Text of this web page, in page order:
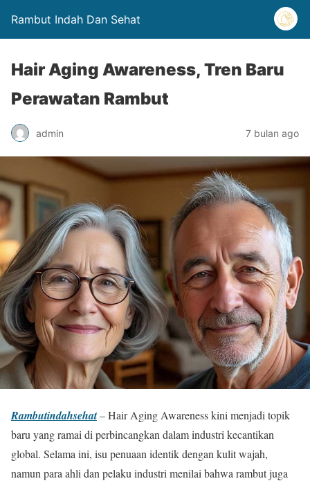
Rambut Indah Dan Sehat
Hair Aging Awareness, Tren Baru
Perawatan Rambut
admin 7 bulan ago
Rambutindahsehat– Hair Aging Awareness kini menjadi topik
baru yang ramai di perbincangkan dalam industri kecantikan
global. Selama ini, isu penuaan identik dengan kulit wajah,
namun para ahli dan pelaku industri menilai bahwa rambut juga